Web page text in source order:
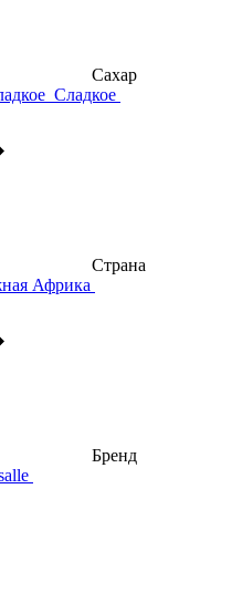
Сахар
Сладкое
Страна
Африка
Бренд